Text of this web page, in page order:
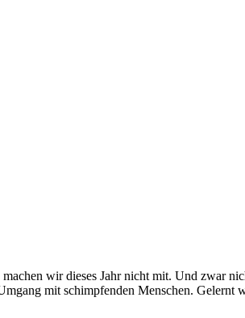
wir dieses Jahr nicht mit. Und zwar
mit schimpfenden Menschen. Gelernt